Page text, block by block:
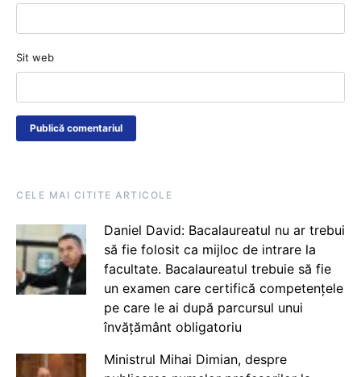
Sit web
CELE MAI CITITE ARTICOLE
Daniel David: Bacalaureatul nu ar trebui
să fie folosit ca mijloc de intrare la
facultate. Bacalaureatul trebuie să fie
un examen care certifică competențele
pe care le ai după parcursul unui
învățământ obligatoriu
Ministrul Mihai Dimian, despre